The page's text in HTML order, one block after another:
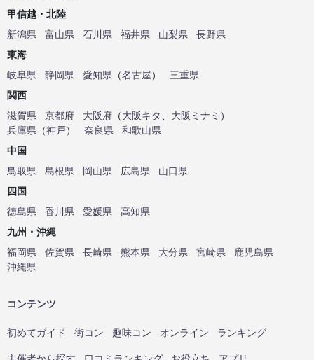
甲信越・北陸
新潟県
富山県 石川県 福井県 山梨県
長野県
東海
岐阜県
静岡県 愛知県 （名古屋）
三重県
関西
滋賀県
京都府 大阪府 （大阪キタ 大阪ミナミ ）
兵庫県 （神戸） 奈良県
和歌山県
中国
鳥取県
島根県 岡山県 広島県
山口県
四国
徳島県
香川県 愛媛県
高知県
九州・沖縄
福岡県
佐賀県 長崎県 熊本県 大分県 宮崎県
鹿児島県
沖縄県
コンテンツ
初めてガイド 街コン 趣味コン オンライン ランキング